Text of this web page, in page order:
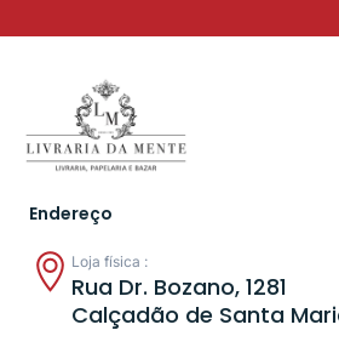
Endereço
Loja física :
Rua Dr. Bozano, 1281
Calçadão de Santa